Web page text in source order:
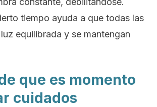
tiempo ayuda a que todas las
equilibrada y se mantengan
que es momento
cuidados